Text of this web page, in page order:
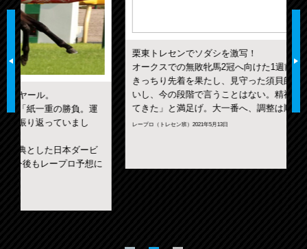
栗東トレセンでソダシを激写！
オークスでの無敗牝馬2冠へ向けた1週前追いでも僚馬2頭に
きっちり先着を果たし、見守った須貝師も「フォームがい
いし、今の段階で言うことはない。精神的にもドッシリし
てきた」と満足げ。大一番へ、調整は順調に進んでいる。
レープロ（トレセン班）2021年5月13日